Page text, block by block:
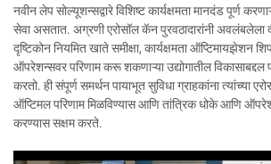
नवीन लेप सोल्यूशन्सद्वारे विशिष्ट कार्यक्षमता मानदंड पूर्ण
सेवा असतात. अग्रणी एरोसॉल कॅन पुरवठादारांनी अवलंबलेला
दृष्टिकोन नियमित खाते समीक्षा, कार्यक्षमता ऑप्टिमायझेशन
ऑपरेशन्सवर परिणाम करू शकणाऱ्या उद्योगातील विकासाबद्दल
करतो. ही संपूर्ण समर्थन पायाभूत सुविधा ग्राहकांना त्यांच्या
ऑप्टिमल परिणाम मिळविण्यास आणि तांत्रिक धोके आणि
करण्यास सक्षम करते.